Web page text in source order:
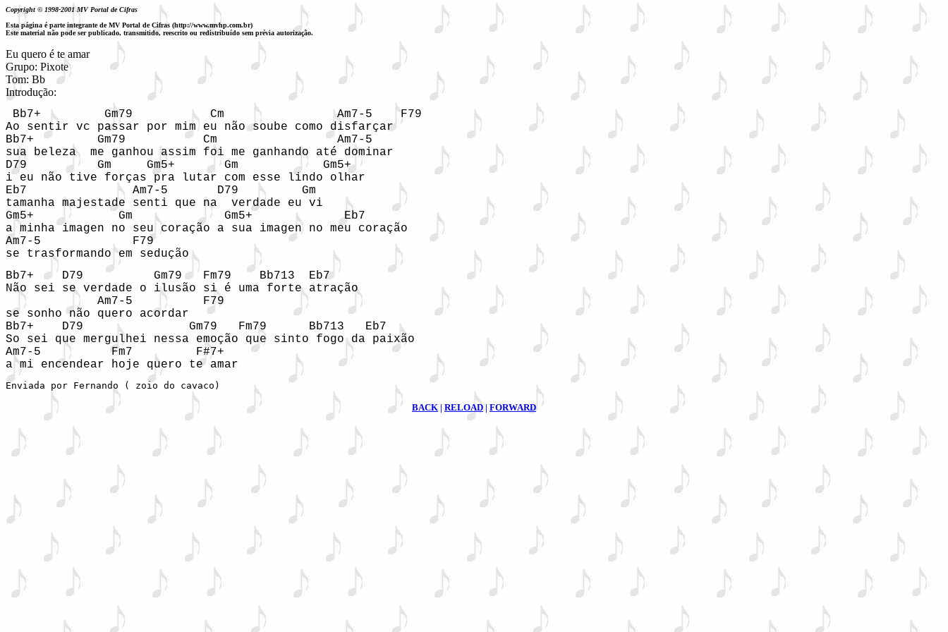
Copyright © 1998-2001 MV Portal de Cifras
Esta página é parte integrante de MV Portal de Cifras (http://www.mvhp.com.br)
Este material não pode ser publicado, transmitido, reescrito ou redistribuído sem prévia autorização.
Eu quero é te amar
Grupo: Pixote
Tom: Bb
Introdução:
Bb7+         Gm79           Cm                Am7-5    F79
Ao sentir vc passar por mim eu não soube como disfarçar
Bb7+         Gm79           Cm                 Am7-5
sua beleza  me ganhou assim foi me ganhando até dominar
D79          Gm     Gm5+       Gm            Gm5+
i eu não tive forças pra lutar com esse lindo olhar
Eb7               Am7-5       D79         Gm
tamanha majestade senti que na  verdade eu vi
Gm5+            Gm             Gm5+             Eb7
a minha imagen no seu coração a sua imagen no meu coração
Am7-5             F79
Bb7+    D79          Gm79   Fm79    Bb713  Eb7
Não sei se verdade o ilusão si é uma forte atração
             Am7-5          F79
se sonho não quero acordar
Bb7+    D79               Gm79   Fm79      Bb713   Eb7
So sei que mergulhei nessa emoção que sinto fogo da paixão
Am7-5          Fm7         F#7+
a mi encendear hoje quero te amar
Enviada por Fernando ( zoio do cavaco)
BACK | RELOAD | FORWARD